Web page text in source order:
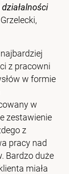
z pracowni
w formie
w
zestawienie
z
pracy nad
Bardzo duże
miała